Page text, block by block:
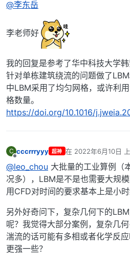
@李东岳
李老师好
我的回复是参考了华中科技大学
针对单栋建筑绕流的问题做了
中LBM采用了均匀网格，或许利
格数量。
https://doi.org/10.1016/
C cccrrryyy 超神 在 2022年6月10日
最后由 编辑
@leo_chou 大批量的工业算例（
况多），LBM是不是也需要大规
用CFD对时间的要求基本上是小时
另外好奇问下，复杂几何下的
呢？我觉得大部分案例，复杂几
湍流的话可能有多相或者化学反
更强一些？